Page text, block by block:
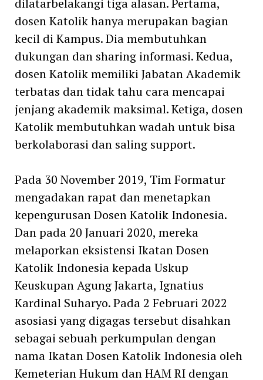
dosen Katolik hanya merupakan bagian
kecil di Kampus. Dia membutuhkan
dukungan dan sharing informasi. Kedua,
dosen Katolik memiliki Jabatan Akademik
terbatas dan tidak tahu cara mencapai
jenjang akademik maksimal. Ketiga, dosen
Katolik membutuhkan wadah untuk bisa
berkolaborasi dan saling support.
Pada 30 November 2019, Tim Formatur
mengadakan rapat dan menetapkan
kepengurusan Dosen Katolik Indonesia.
Dan pada 20 Januari 2020, mereka
melaporkan eksistensi Ikatan Dosen
Katolik Indonesia kepada Uskup
Keuskupan Agung Jakarta, Ignatius
Kardinal Suharyo. Pada 2 Februari 2022
asosiasi yang digagas tersebut disahkan
sebagai sebuah perkumpulan dengan
nama Ikatan Dosen Katolik Indonesia oleh
Kemeterian Hukum dan HAM RI dengan